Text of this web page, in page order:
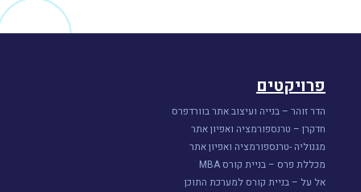
פרויקטים
הדר זוהר – בנייה ועיצוב אתר בוורדפרס
חדקרן – טרנספורמציה ואפיון אתר
מגנוליה -טרנספורמציה ואפיון אתר
מכללת פרס – בניית קורס MBA
אל על – בניית קורס למערכת התוכן